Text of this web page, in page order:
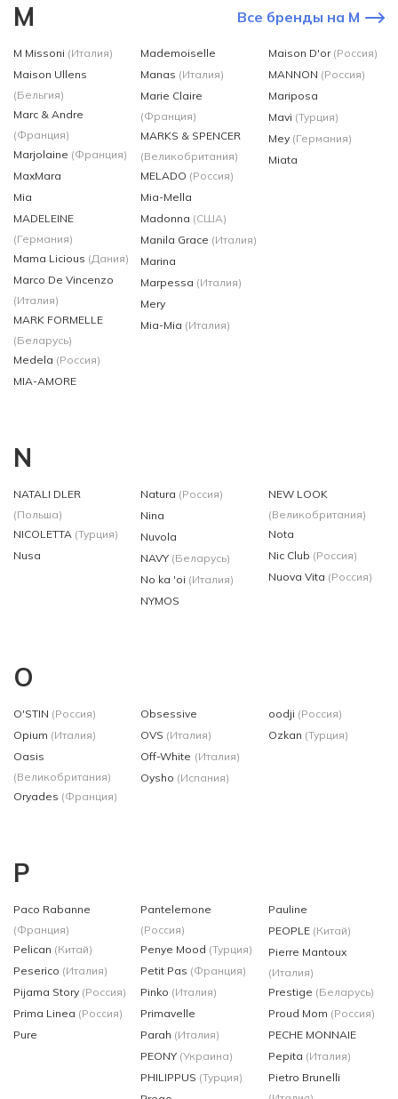
M Все бренды на M
M Missoni (Италия)
Maison Ullens
(Бельгия)
Marc & Andre
(Франция)
Marjolaine (Франция)
MaxMara
Mia
MADELEINE
(Германия)
Mama Licious (Дания)
Marco De Vincenzo
(Италия)
MARK FORMELLE
(Беларусь)
Medela (Россия)
MIA-AMORE
Mademoiselle
Manas (Италия)
Marie Claire
(Франция)
MARKS & SPENCER
(Великобритания)
MELADO (Россия)
Mia-Mella
Madonna (США)
Manila Grace (Италия)
Marina
Marpessa (Италия)
Mery
Mia-Mia (Италия)
Maison D'or (Россия)
MANNON (Россия)
Mariposa
Mavi (Турция)
Mey (Германия)
Miata
N
NATALI DLER
(Польша)
NICOLETTA (Турция)
Nusa
Natura (Россия)
Nina
Nuvola
NAVY (Беларусь)
No ka 'oi (Италия)
NYMOS
NEW LOOK
(Великобритания)
Nota
Nic Club (Россия)
Nuova Vita (Россия)
O
O'STIN (Россия)
Opium (Италия)
Oasis
(Великобритания)
Oryades (Франция)
Obsessive
OVS (Италия)
Off-White (Италия)
Oysho (Испания)
oodji (Россия)
Ozkan (Турция)
P
Paco Rabanne
(Франция)
Pelican (Китай)
Peserico (Италия)
Pijama Story (Россия)
Prima Linea (Россия)
Pure
Pantelemone
(Россия)
Penye Mood (Турция)
Petit Pas (Франция)
Pinko (Италия)
Primavelle
Parah (Италия)
PEONY (Украина)
PHILIPPUS (Турция)
Pauline
PEOPLE (Китай)
Pierre Mantoux
(Италия)
Prestige (Беларусь)
Proud Mom (Россия)
PECHE MONNAIE
Pepita (Италия)
Pietro Brunelli